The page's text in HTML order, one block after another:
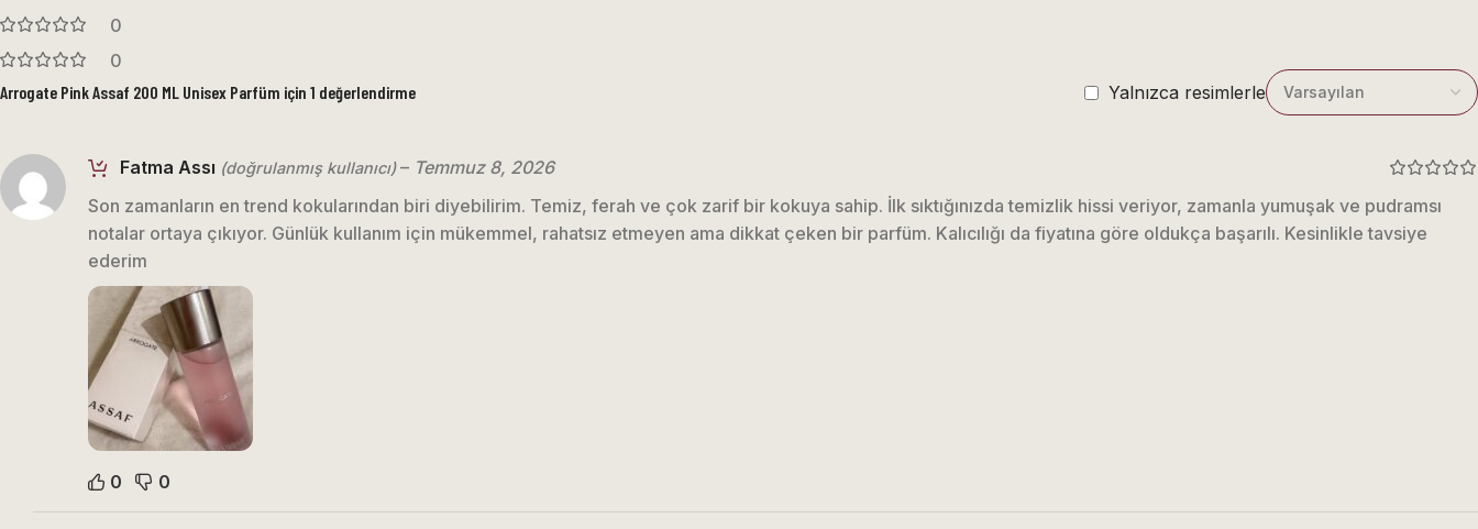
0
0
Arrogate Pink Assaf 200 ML Unisex Parfüm için 1 değerlendirme Yalnızca resimlerle
Fatma Assı (doğrulanmış kullanıcı) – Temmuz 8, 2026
Son zamanların en trend kokularından biri diyebilirim. Temiz, ferah ve çok zarif bir kokuya sahip. İlk sıktığınızda temizlik hissi veriyor, zamanla yumuşak ve pudramsı
notalar ortaya çıkıyor. Günlük kullanım için mükemmel, rahatsız etmeyen ama dikkat çeken bir parfüm. Kalıcılığı da fiyatına göre oldukça başarılı. Kesinlikle tavsiye
ederim
0 0